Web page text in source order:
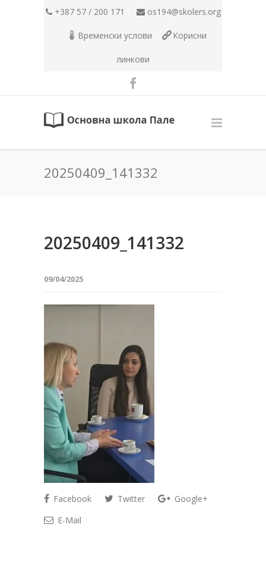
+387 57 / 200 171 os194@skolers.org
Временски услови Корисни
линкови
20250409_141332
20250409_141332
09/04/2025
Facebook Twitter
Google+
E-Mail